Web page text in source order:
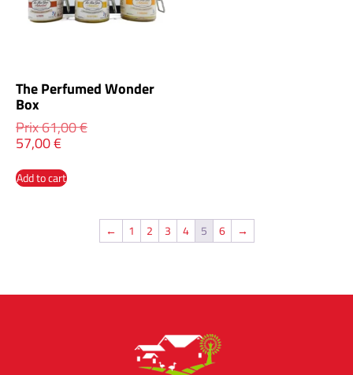
The Perfumed Wonder
Box
Prix61,00€
57,00€
Add to cart
← 1 2 3 4 5 6 →